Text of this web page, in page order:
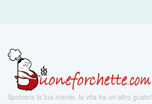
Spolvera la tua mente, la vita ha un'altro gusto!